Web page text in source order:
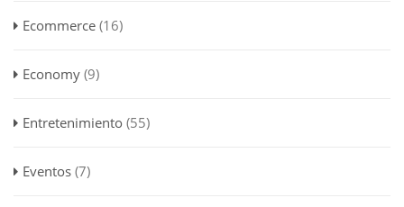
Ecommerce (16)
Economy (9)
Entretenimiento (55)
Eventos (7)